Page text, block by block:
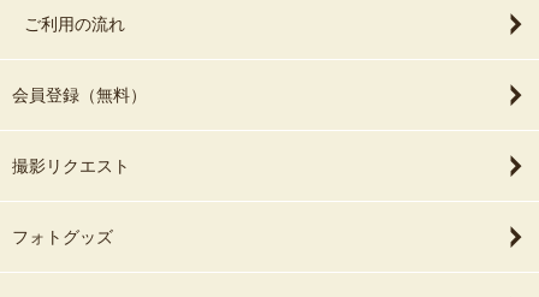
ご利用の流れ
会員登録（無料）
撮影リクエスト
フォトグッズ